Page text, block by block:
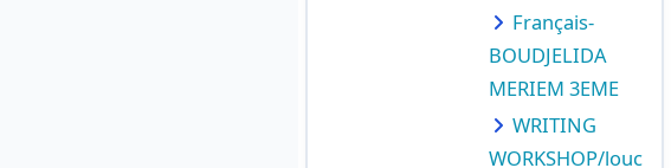
Français-
BOUDJELIDA
MERIEM 3EME
WRITING
WORKSHOP/louc